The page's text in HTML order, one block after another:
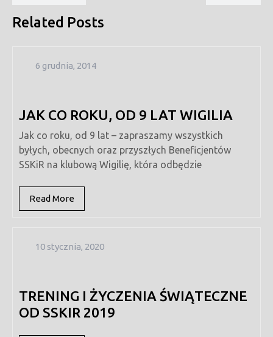
Related Posts
6 grudnia, 20146
JAK CO ROKU, OD 9 LAT WIGILIA
Jak co roku, od 9 lat – zapraszamy wszystkich
byłych, obecnych oraz przyszłych Beneficjentów
SSKiR na klubową Wigilię, która odbędzie
Read More
More
10 stycznia, 202010
TRENING I ŻYCZENIA ŚWIĄTECZNE
OD SSKIR 2019